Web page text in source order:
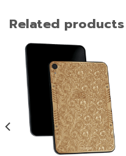
Related products